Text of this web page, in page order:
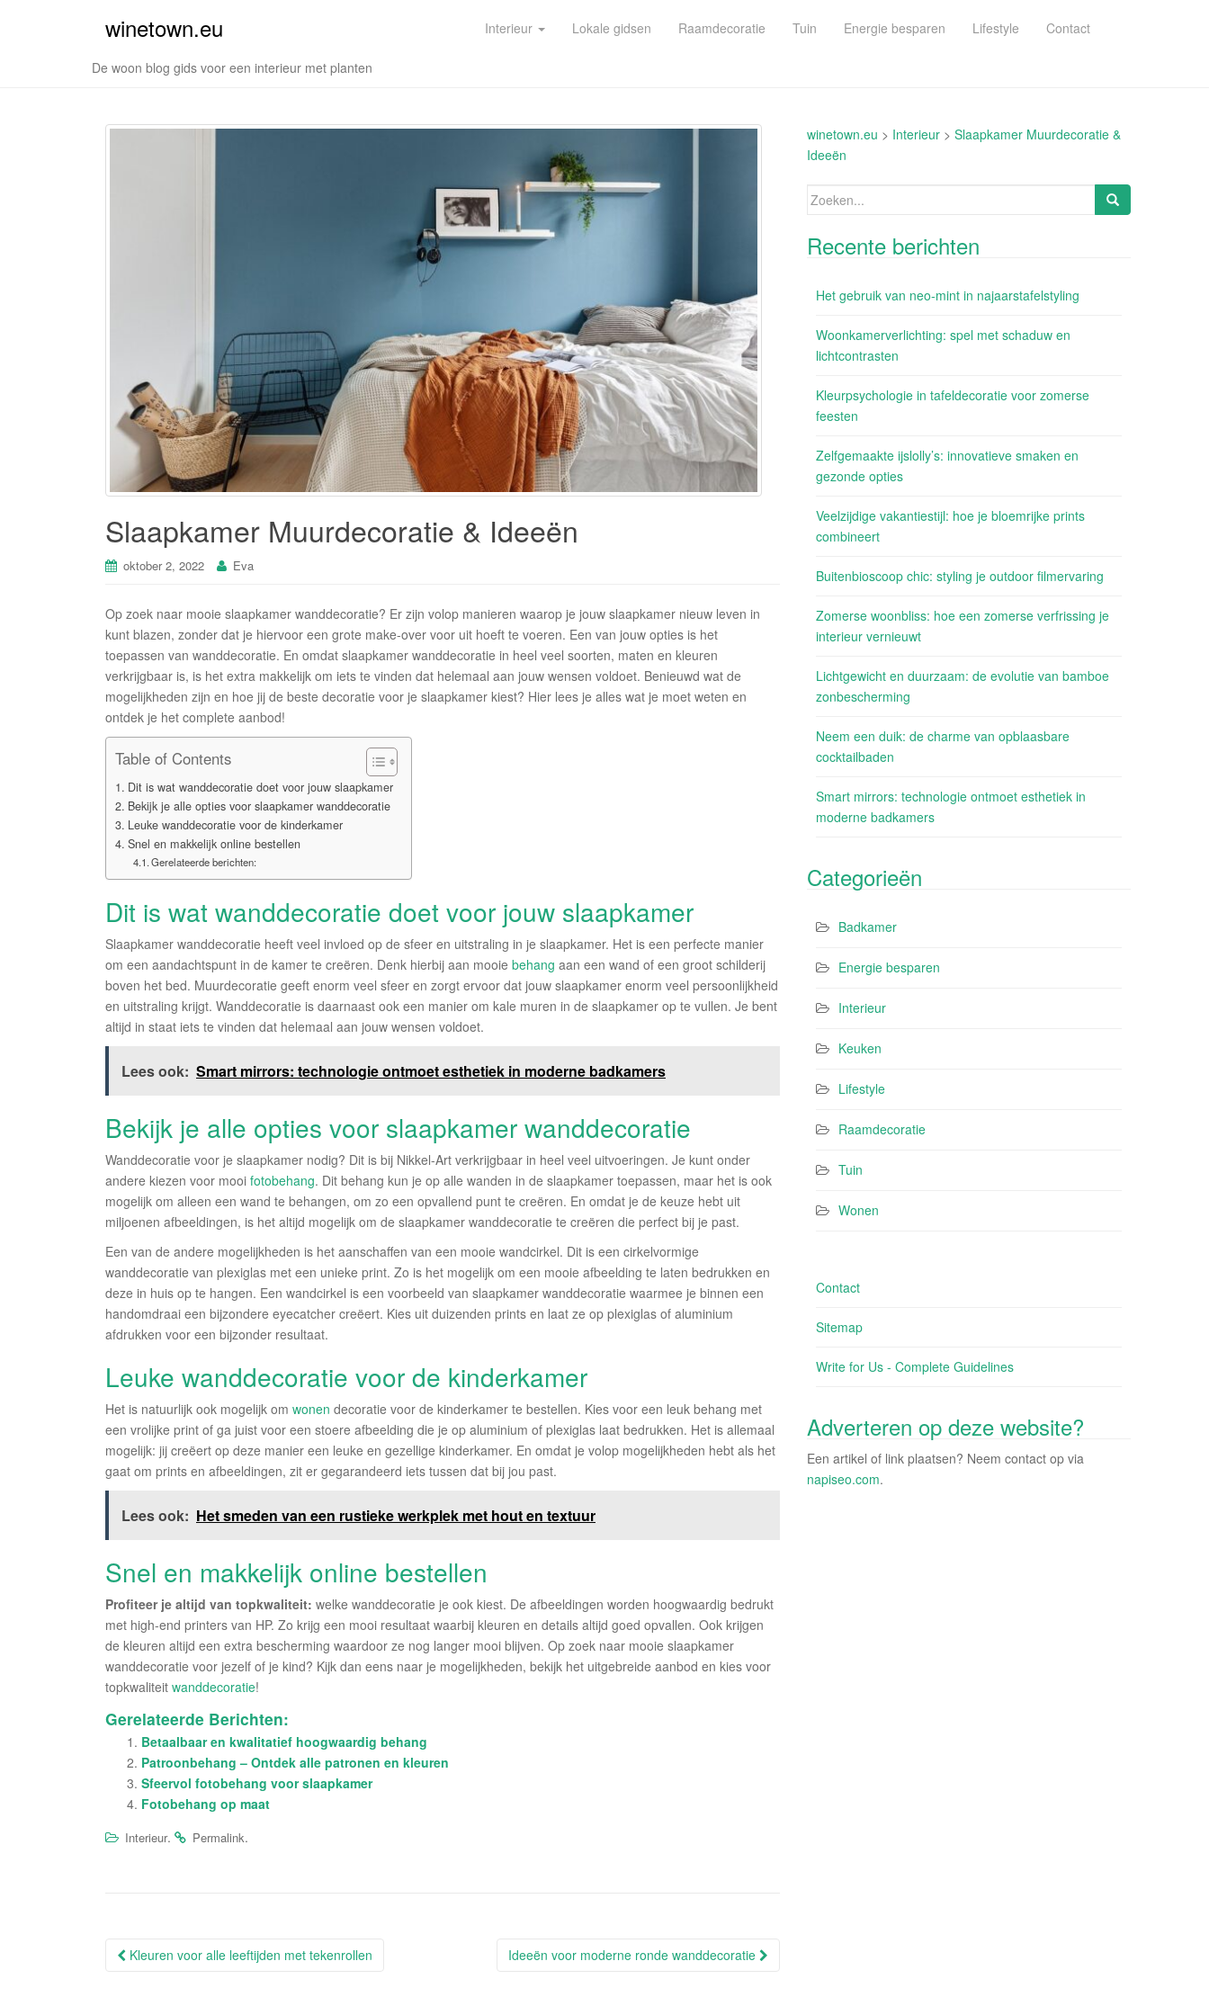
winetown.eu
De woon blog gids voor een interieur met planten
Interieur Lokale gidsen Raamdecoratie Tuin Energie besparen Lifestyle Contact
Slaapkamer Muurdecoratie & Ideeën
oktober 2, 2022 Eva
Op zoek naar mooie slaapkamer wanddecoratie? Er zijn volop manieren waarop je jouw slaapkamer nieuw leven in
kunt blazen, zonder dat je hiervoor een grote make-over voor uit hoeft te voeren. Een van jouw opties is het
toepassen van wanddecoratie. En omdat slaapkamer wanddecoratie in heel veel soorten, maten en kleuren
verkrijgbaar is, is het extra makkelijk om iets te vinden dat helemaal aan jouw wensen voldoet. Benieuwd wat de
mogelijkheden zijn en hoe jij de beste decoratie voor je slaapkamer kiest? Hier lees je alles wat je moet weten en
ontdek je het complete aanbod!
Table of Contents
Dit is wat wanddecoratie doet voor jouw slaapkamer
Bekijk je alle opties voor slaapkamer wanddecoratie
Leuke wanddecoratie voor de kinderkamer
Snel en makkelijk online bestellen
Gerelateerde berichten:
Dit is wat wanddecoratie doet voor jouw slaapkamer
Slaapkamer wanddecoratie heeft veel invloed op de sfeer en uitstraling in je slaapkamer. Het is een perfecte manier
om een aandachtspunt in de kamer te creëren. Denk hierbij aan mooie behang aan een wand of een groot schilderij
boven het bed. Muurdecoratie geeft enorm veel sfeer en zorgt ervoor dat jouw slaapkamer enorm veel persoonlijkheid
en uitstraling krijgt. Wanddecoratie is daarnaast ook een manier om kale muren in de slaapkamer op te vullen. Je bent
altijd in staat iets te vinden dat helemaal aan jouw wensen voldoet.
Lees ook: Smart mirrors: technologie ontmoet esthetiek in moderne badkamers
Bekijk je alle opties voor slaapkamer wanddecoratie
Wanddecoratie voor je slaapkamer nodig? Dit is bij Nikkel-Art verkrijgbaar in heel veel uitvoeringen. Je kunt onder
andere kiezen voor mooi fotobehang. Dit behang kun je op alle wanden in de slaapkamer toepassen, maar het is ook
mogelijk om alleen een wand te behangen, om zo een opvallend punt te creëren. En omdat je de keuze hebt uit
miljoenen afbeeldingen, is het altijd mogelijk om de slaapkamer wanddecoratie te creëren die perfect bij je past.
Een van de andere mogelijkheden is het aanschaffen van een mooie wandcirkel. Dit is een cirkelvormige
wanddecoratie van plexiglas met een unieke print. Zo is het mogelijk om een mooie afbeelding te laten bedrukken en
deze in huis op te hangen. Een wandcirkel is een voorbeeld van slaapkamer wanddecoratie waarmee je binnen een
handomdraai een bijzondere eyecatcher creëert. Kies uit duizenden prints en laat ze op plexiglas of aluminium
afdrukken voor een bijzonder resultaat.
Leuke wanddecoratie voor de kinderkamer
Het is natuurlijk ook mogelijk om wonen decoratie voor de kinderkamer te bestellen. Kies voor een leuk behang met
een vrolijke print of ga juist voor een stoere afbeelding die je op aluminium of plexiglas laat bedrukken. Het is allemaal
mogelijk: jij creëert op deze manier een leuke en gezellige kinderkamer. En omdat je volop mogelijkheden hebt als het
gaat om prints en afbeeldingen, zit er gegarandeerd iets tussen dat bij jou past.
Lees ook: Het smeden van een rustieke werkplek met hout en textuur
Snel en makkelijk online bestellen
Profiteer je altijd van topkwaliteit: welke wanddecoratie je ook kiest. De afbeeldingen worden hoogwaardig bedrukt
met high-end printers van HP. Zo krijg een mooi resultaat waarbij kleuren en details altijd goed opvallen. Ook krijgen
de kleuren altijd een extra bescherming waardoor ze nog langer mooi blijven. Op zoek naar mooie slaapkamer
wanddecoratie voor jezelf of je kind? Kijk dan eens naar je mogelijkheden, bekijk het uitgebreide aanbod en kies voor
topkwaliteit wanddecoratie!
Gerelateerde Berichten:
Betaalbaar en kwalitatief hoogwaardig behang
Patroonbehang – Ontdek alle patronen en kleuren
Sfeervol fotobehang voor slaapkamer
Fotobehang op maat
Interieur. Permalink.
Berichtnavigatie
Kleuren voor alle leeftijden met tekenrollen Ideeën voor moderne ronde wanddecoratie
winetown.eu > Interieur > Slaapkamer Muurdecoratie &
Ideeën
Zoeken
Recente berichten
Het gebruik van neo-mint in najaarstafelstyling
Woonkamerverlichting: spel met schaduw en
lichtcontrasten
Kleurpsychologie in tafeldecoratie voor zomerse
feesten
Zelfgemaakte ijslolly’s: innovatieve smaken en
gezonde opties
Veelzijdige vakantiestijl: hoe je bloemrijke prints
combineert
Buitenbioscoop chic: styling je outdoor filmervaring
Zomerse woonbliss: hoe een zomerse verfrissing je
interieur vernieuwt
Lichtgewicht en duurzaam: de evolutie van bamboe
zonbescherming
Neem een duik: de charme van opblaasbare
cocktailbaden
Smart mirrors: technologie ontmoet esthetiek in
moderne badkamers
Categorieën
Badkamer
Energie besparen
Interieur
Keuken
Lifestyle
Raamdecoratie
Tuin
Wonen
Contact
Sitemap
Write for Us - Complete Guidelines
Adverteren op deze website?
Een artikel of link plaatsen? Neem contact op via
napiseo.com.